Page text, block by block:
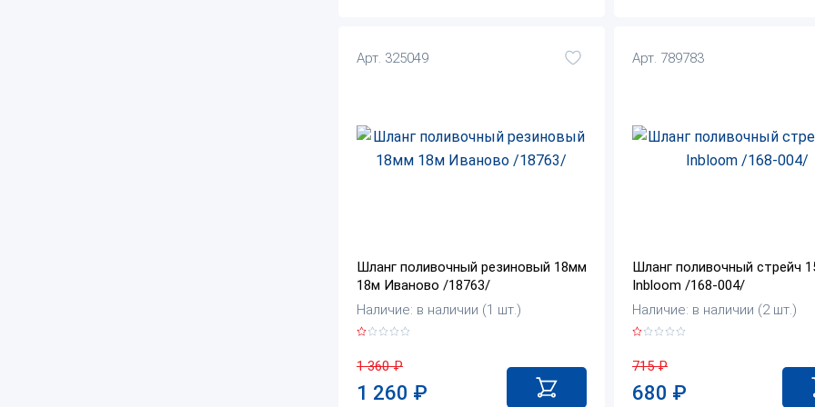
Арт. 325049
Шланг поливочный резиновый 18мм
18м Иваново /18763/
Наличие: в наличии (1 шт.)
1 360₽
1 260 ₽
Арт. 789783
Шланг поливочный стрейч
Inbloom /168-004/
Наличие: в наличии (2 шт.)
715₽
680 ₽